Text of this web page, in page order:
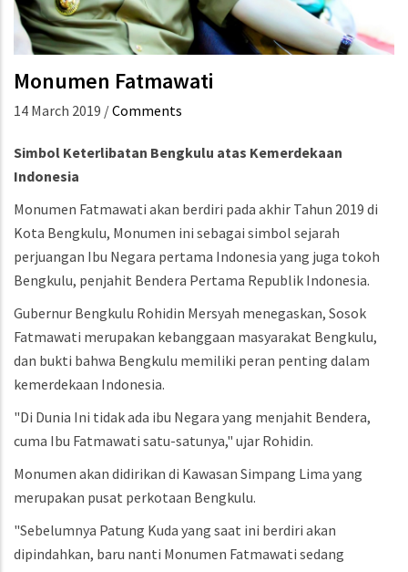
Monumen Fatmawati
14 March 2019 /Comments
Simbol Keterlibatan Bengkulu atas Kemerdekaan
Indonesia
Monumen Fatmawati akan berdiri pada akhir Tahun 2019 di
Kota Bengkulu, Monumen ini sebagai simbol sejarah
perjuangan Ibu Negara pertama Indonesia yang juga tokoh
Bengkulu, penjahit Bendera Pertama Republik Indonesia.
Gubernur Bengkulu Rohidin Mersyah menegaskan, Sosok
Fatmawati merupakan kebanggaan masyarakat Bengkulu,
dan bukti bahwa Bengkulu memiliki peran penting dalam
kemerdekaan Indonesia.
"Di Dunia Ini tidak ada ibu Negara yang menjahit Bendera,
cuma Ibu Fatmawati satu-satunya," ujar Rohidin.
Monumen akan didirikan di Kawasan Simpang Lima yang
merupakan pusat perkotaan Bengkulu.
"Sebelumnya Patung Kuda yang saat ini berdiri akan
dipindahkan, baru nanti Monumen Fatmawati sedang